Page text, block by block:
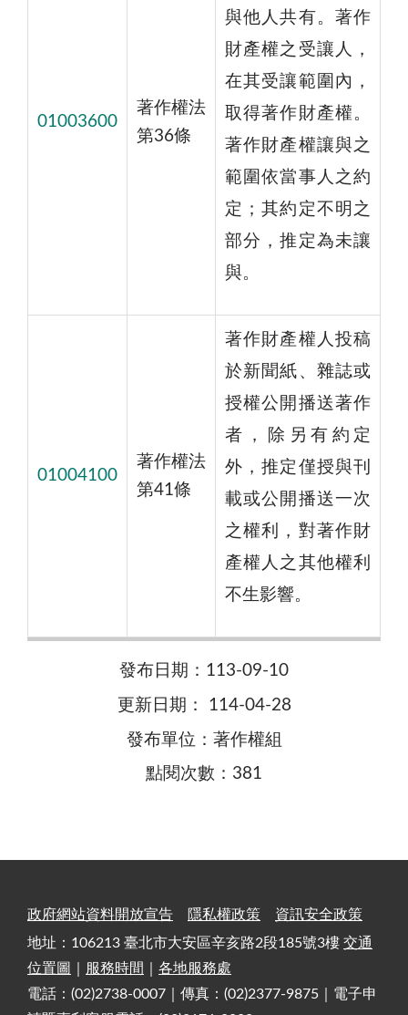
01003600
著作權法
第36條
與他人共有。著作
財產權之受讓人，
在其受讓範圍內，
取得著作財產權。
著作財產權讓與之
範圍依當事人之約
定；其約定不明之
部分，推定為未讓
與。
01004100
著作權法
第41條
著作財產權人投稿
於新聞紙、雜誌或
授權公開播送著作
者，除另有約定
外，推定僅授與刊
載或公開播送一次
之權利，對著作財
產權人之其他權利
不生影響。
發布日期：113-09-10
更新日期： 114-04-28
發布單位：著作權組
點閱次數：381
政府網站資料開放宣告 隱私權政策
資訊安全政策
地址：106213 臺北市大安區辛亥路2段185號3樓 交通
位置圖
服務時間
各地服務處
電話：(02)2738-0007｜傳真：(02)2377-9875｜電子申